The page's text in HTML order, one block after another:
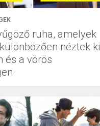
ruha, amelyek
néztek ki
és a vörös